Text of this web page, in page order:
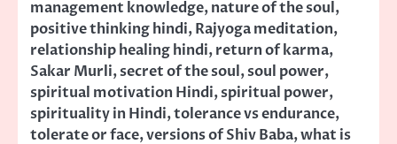
management knowledge,nature of the soul,
positive thinking hindi,Rajyoga meditation,
relationship healing hindi,return of karma,
Sakar Murli,secret of the soul,soul power,
spiritual motivation Hindi,spiritual power,
spirituality in Hindi,tolerance vs endurance,
tolerate or face,versions of Shiv Baba,what is